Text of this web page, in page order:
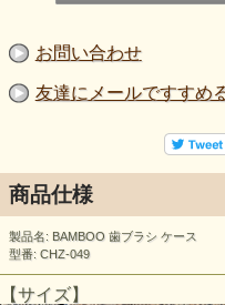
お問い合わせ
友達にメールですすめ
商品仕様
製品名: BAMBOO 歯ブラシ ケース
型番: CHZ-049
【サイズ】